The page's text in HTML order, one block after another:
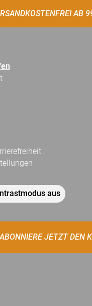
AB
aus
JETZT DEN